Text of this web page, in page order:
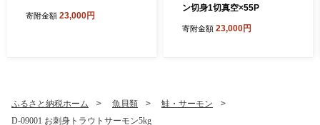
寄附金額 23,000円
ン切身1切真空×55P
寄附金額 23,000円
ふるさと納税ホーム 魚貝類
鮭・サーモン
D-09001 お刺身トラウトサーモン5kg